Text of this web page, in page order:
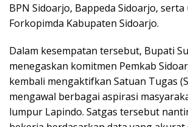
BPN Sidoarjo, Bappeda Sidoarjo,
Forkopimda Kabupaten Sidoarjo.
Dalam kesempatan tersebut, Bupati
menegaskan komitmen Pemkab
kembali mengaktifkan Satuan Tugas
mengawal berbagai aspirasi
lumpur Lapindo. Satgas tersebut